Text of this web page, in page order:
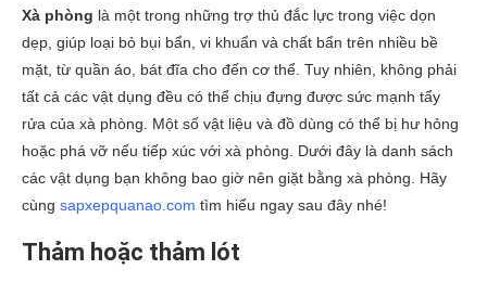
Xà phòng là một trong những trợ thủ đắc lực trong việc dọn
dẹp, giúp loại bỏ bụi bẩn, vi khuẩn và chất bẩn trên nhiều bề
mặt, từ quần áo, bát đĩa cho đến cơ thể. Tuy nhiên, không phải
tất cả các vật dụng đều có thể chịu đựng được sức mạnh tẩy
rửa của xà phòng. Một số vật liệu và đồ dùng có thể bị hư hỏng
hoặc phá vỡ nếu tiếp xúc với xà phòng. Dưới đây là danh sách
các vật dụng bạn không bao giờ nên giặt bằng xà phòng. Hãy
cùng sapxepquanao.com tìm hiểu ngay sau đây nhé!
Thảm hoặc thảm lót